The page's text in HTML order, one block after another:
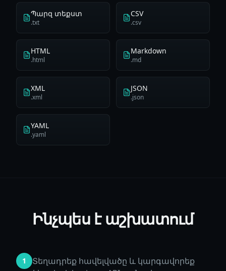
Պարզ տեքստ
.txt
CSV
.csv
HTML
.html
Markdown
.md
XML
.xml
JSON
.json
YAML
.yaml
Ինչպես է աշխատում
1
Տեղադրեք հավելվածը և կարգավորեք